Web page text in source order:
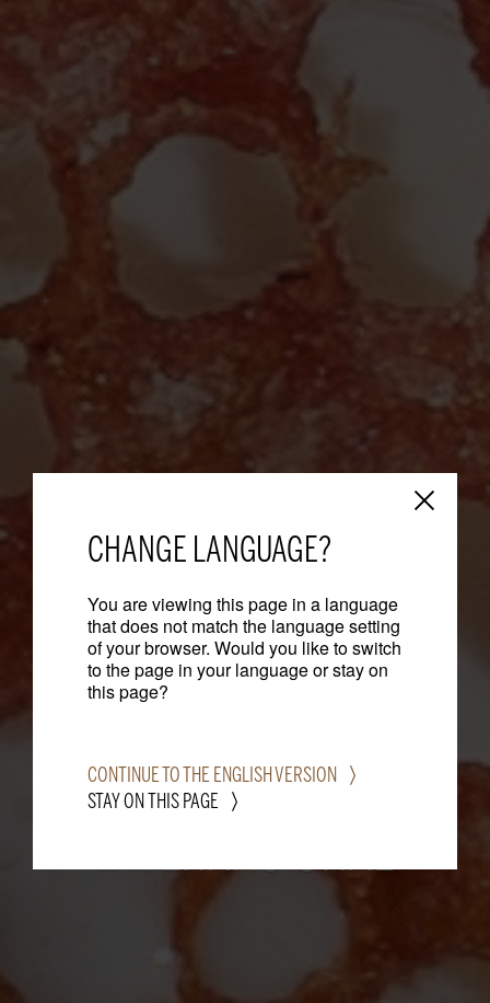
STUTTGART
MALLORCA
INTERNACIONAL
CHANGE LANGUAGE?
You are viewing this page in a language
that does not match the language setting
of your browser. Would you like to switch
to the page in your language or stay on
this page?
CONTINUE TO THE ENGLISH VERSION
STAY ON THIS PAGE